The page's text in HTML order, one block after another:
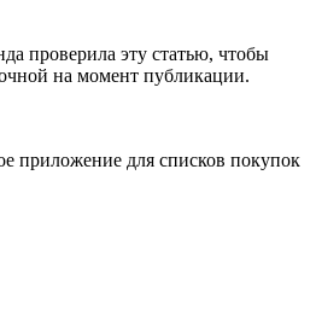
проверила эту статью, чтобы
на момент публикации.
приложение для списков покупок